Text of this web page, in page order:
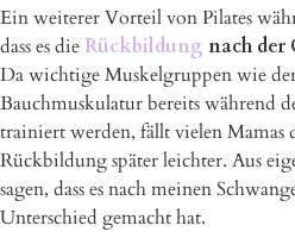
Ein weiterer Vorteil von Pilates
dass es dieRückbildung nach
Da wichtige Muskelgruppen wie
Bauchmuskulatur bereits während
trainiert werden, fällt vielen Mamas
Rückbildung später leichter. Aus
sagen, dass es nach meinen
Unterschied gemacht hat.